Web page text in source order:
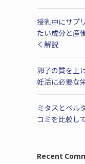
授乳中にサプ
たい成分と産
く解説
卵子の質を上
妊活に必要な
ミタスとベル
コミを比較し
Recent